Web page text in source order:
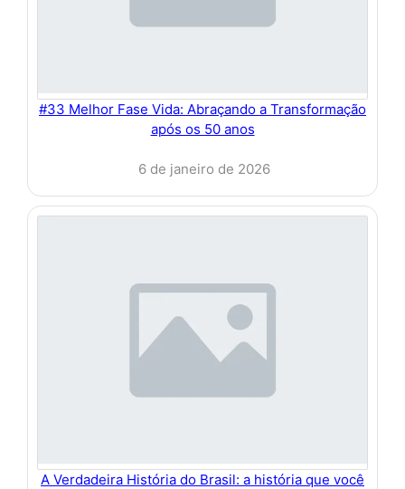
#33 Melhor Fase Vida: Abraçando a Transformação
após os 50 anos
6 de janeiro de 2026
A Verdadeira História do Brasil: a história que você